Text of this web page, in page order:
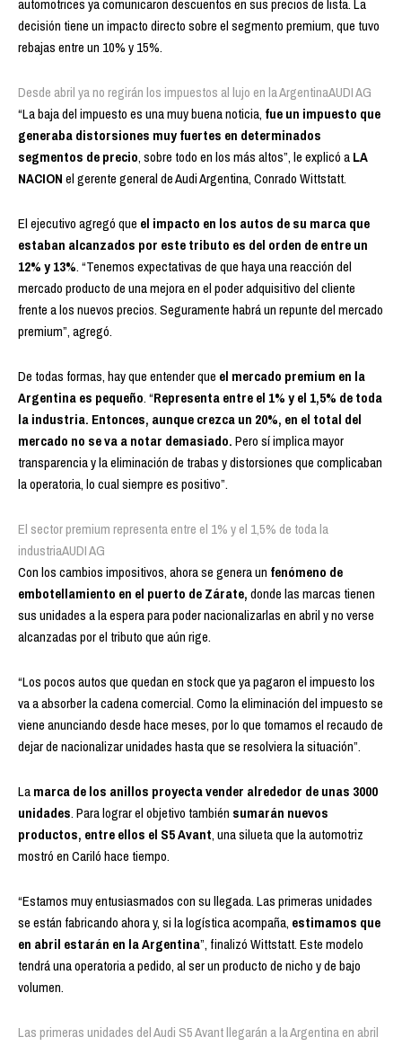
decisión tiene un impacto directo sobre el segmento premium, que tuvo
rebajas entre un 10% y 15%.
Desde abril ya no regirán los impuestos al lujo en la ArgentinaAUDI AG
“La baja del impuesto es una muy buena noticia, fue un impuesto que
generaba distorsiones muy fuertes en determinados
segmentos de precio, sobre todo en los más altos”, le explicó aLA
NACIONel gerente general de Audi Argentina, Conrado Wittstatt.
El ejecutivo agregó que el impacto en los autos de su marca que
estaban alcanzados por este tributo es del orden de entre un
12% y 13%. “Tenemos expectativas de que haya una reacción del
mercado producto de una mejora en el poder adquisitivo del cliente
frente a los nuevos precios. Seguramente habrá un repunte del mercado
premium”, agregó.
De todas formas, hay que entender que el mercado premium en la
Argentina es pequeño. “Representa entre el 1% y el 1,5% de toda
la industria. Entonces, aunque crezca un 20%, en el total del
mercado no se va a notar demasiado.Pero sí implica mayor
transparencia y la eliminación de trabas y distorsiones que complicaban
la operatoria, lo cual siempre es positivo”.
El sector premium representa entre el 1% y el 1,5% de toda la
industriaAUDI AG
Con los cambios impositivos, ahora se genera un fenómeno de
embotellamiento en el puerto de Zárate,donde las marcas tienen
sus unidades a la espera para poder nacionalizarlas en abril y no verse
alcanzadas por el tributo que aún rige.
“Los pocos autos que quedan en stock que ya pagaron el impuesto los
va a absorber la cadena comercial. Como la eliminación del impuesto se
viene anunciando desde hace meses, por lo que tomamos el recaudo de
dejar de nacionalizar unidades hasta que se resolviera la situación”.
Lamarca de los anillos proyecta vender alrededor de unas 3000
unidades. Para lograr el objetivo también sumarán nuevos
productos, entre ellos el S5 Avant, una silueta que la automotriz
mostró en Cariló hace tiempo.
“Estamos muy entusiasmados con su llegada. Las primeras unidades
se están fabricando ahora y, si la logística acompaña, estimamos que
en abril estarán en la Argentina”, finalizó Wittstatt. Este modelo
tendrá una operatoria a pedido, al ser un producto de nicho y de bajo
volumen.
Las primeras unidades del Audi S5 Avant llegarán a la Argentina en abril